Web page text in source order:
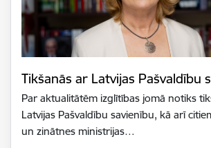
Tikšanās ar Latvijas Pašvaldību
Par aktualitātēm izglītības jomā notiks
Latvijas Pašvaldību savienību, kā arī
un zinātnes ministrijas…